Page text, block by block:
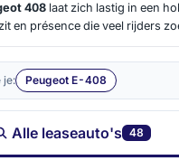
408 laat zich lastig in een
en présence die veel rijders
vaak verder uiteen dan je
snel scherp te krijgen, zodat je
je: Peugeot E-408
Alle leaseauto's 48